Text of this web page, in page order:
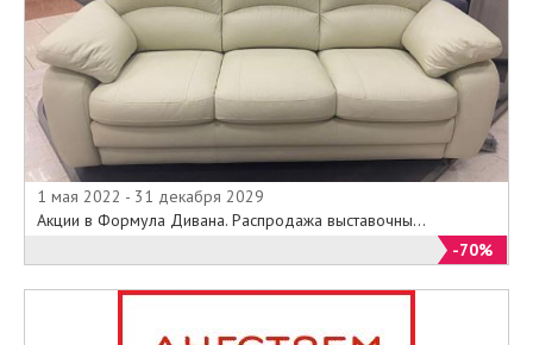
1 мая 2022 - 31 декабря 2029
Акции в Формула Дивана. Распродажа выставочны...
-70%